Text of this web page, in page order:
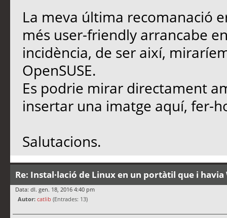
La meva última recomanació
més user-friendly arrancabe
incidència, de ser així,
OpenSUSE.
Es podrie mirar directament
insertar una imatge aquí, fer-
Salutacions.
Re: Instal·lació de Linux en un portàtil que i havia
Data: dl. gen. 18, 2016 4:40 pm
Autor: catlib (Entrades: 13)